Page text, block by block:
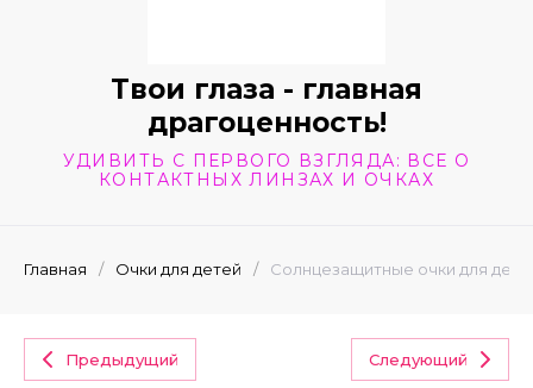
Твои глаза - главная
драгоценность!
УДИВИТЬ С ПЕРВОГО ВЗГЛЯДА: ВСЕ О
КОНТАКТНЫХ ЛИНЗАХ И ОЧКАХ
Главная / Очки для детей / Солнцезащитные очки для
Предыдущий Следующий